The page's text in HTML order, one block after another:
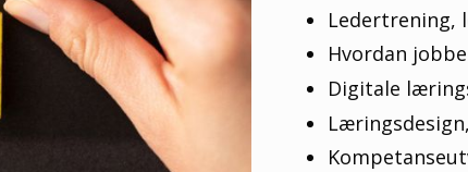
Ledertrening,
Hvordan
Digitale